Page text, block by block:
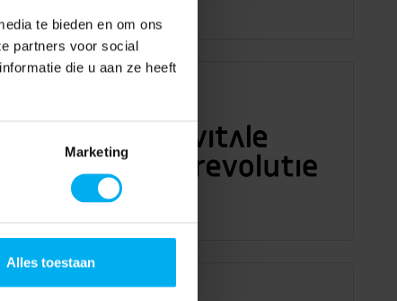
te bieden en om ons
partners voor social
die u aan ze heeft
Marketing
Alles toestaan